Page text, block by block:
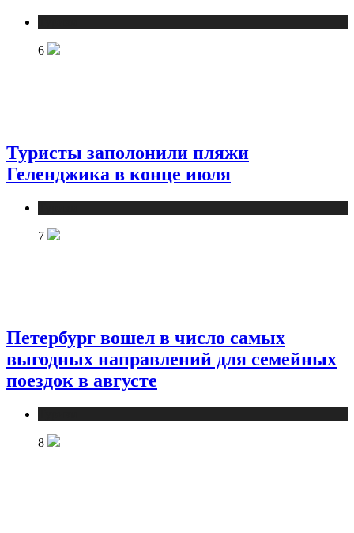
6
Туристы заполонили пляжи
Геленджика в конце июля
7
Петербург вошел в число самых
выгодных направлений для семейных
поездок в августе
8